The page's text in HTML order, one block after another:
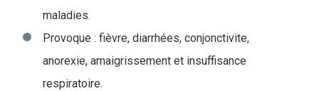
maladies.
Provoque : fièvre, diarrhées, conjonctivite,
anorexie, amaigrissement et insuffisance
respiratoire.